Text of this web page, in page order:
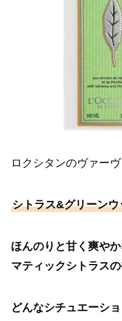
ロクシタンのヴァーヴ
シトラス&グリーン
ほんのりと甘く爽や
マティックシトラスの
どんなシチュエーシ